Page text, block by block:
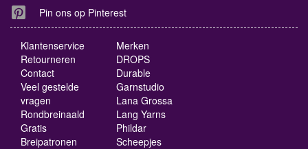
Pin ons op Pinterest
Klantenservice
Retourneren
Contact
Veel gestelde
vragen
Rondbreinaald
Gratis
Breipatronen
Merken
DROPS
Durable
Garnstudio
Lana Grossa
Lang Yarns
Phildar
Scheepjes